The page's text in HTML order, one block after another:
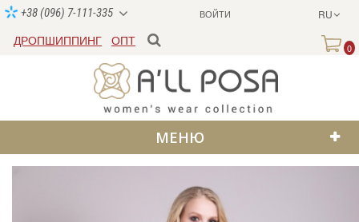
ВОЙТИ RU
+38 (096) 7-111-335
ДРОПШИППИНГ ОПТ
0
МЕНЮ